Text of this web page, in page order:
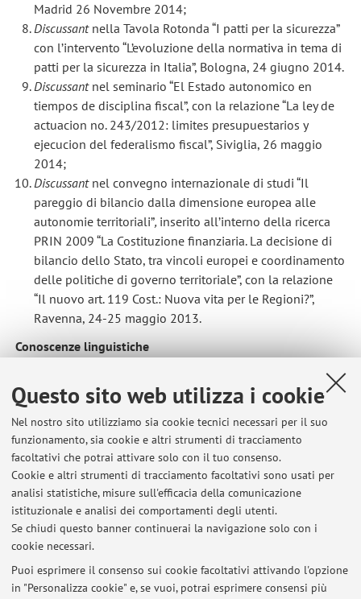
Questo sito web utilizza i cookie
Nel nostro sito utilizziamo sia cookie tecnici necessari per il suo
funzionamento, sia cookie e altri strumenti di tracciamento
facoltativi che potrai attivare solo con il tuo consenso.
Cookie e altri strumenti di tracciamento facoltativi sono usati per
analisi statistiche, misure sull'efficacia della comunicazione
istituzionale e analisi dei comportamenti degli utenti.
Se chiudi questo banner continuerai la navigazione solo con i
cookie necessari.
Puoi esprimere il consenso sui cookie facoltativi attivando l'opzione
in "Personalizza cookie" e, se vuoi, potrai esprimere consensi più
Madrid 26 Novembre 2014;
Discussantnella Tavola Rotonda “I patti per la sicurezza”
con l’intervento “L’evoluzione della normativa in tema di
patti per la sicurezza in Italia”, Bologna, 24 giugno 2014.
Discussant nel seminario “El Estado autonomico en
tiempos de disciplina fiscal”, con la relazione “La ley de
actuacion no. 243/2012: limites presupuestarios y
ejecucion del federalismo fiscal”, Siviglia, 26 maggio
2014;
Discussantnel convegno internazionale di studi “Il
pareggio di bilancio dalla dimensione europea alle
autonomie territoriali”, inserito all’interno della ricerca
PRIN 2009 “La Costituzione finanziaria. La decisione di
bilancio dello Stato, tra vincoli europei e coordinamento
delle politiche di governo territoriale”, con la relazione
“Il nuovo art. 119 Cost.: Nuova vita per le Regioni?”,
Ravenna, 24-25 maggio 2013.
Conoscenze linguistiche
Lingua spagnola: eccellente conoscenza, parlata e scritta
Lingua inglese: ottima conoscenza, parlata e scritta
Lingua francese: buona conoscenza, parlata e scritta
Ultimi avvisi
ESITI SECONDA PROVA INTERMEDIA DIR COST COMPARATO AL del
27.11.2018
Pubblicato il: 06 dicembre 2018